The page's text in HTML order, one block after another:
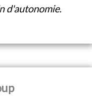
d'autonomie.